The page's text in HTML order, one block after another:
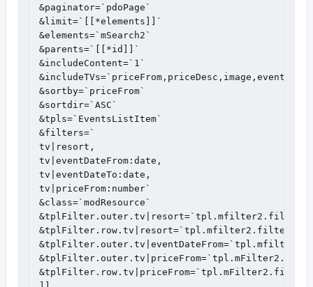
&paginator=`pdoPage`
&limit=`[[*elements]]`
&elements=`mSearch2`
&parents=`[[*id]]`
&includeContent=`1`
&sortby=`priceFrom`
&sortdir=`ASC`
&tpls=`EventsListItem`
&filters=`
tv|resort,
tv|eventDateFrom:date,
tv|eventDateTo:date,
tv|priceFrom:number`
&class=`modResource`